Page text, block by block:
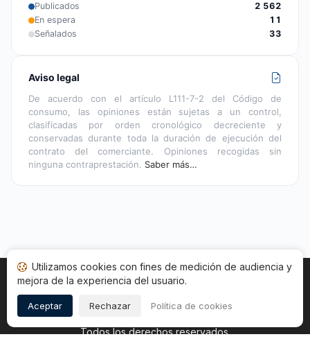
Publicados
2 562
En espera
11
Señalados
33
Aviso legal
De acuerdo con el artículo L111-7-2 del Código de
consumo, las opiniones están sujetas a un control,
clasificadas por orden cronológico decreciente y
conservadas durante toda la duración de ejecución del
contrato del comerciante. Opiniones recogidas sin
ninguna contraprestación. Saber más…
Inicio Estado opiniones Categorías
Copyright © 2026
Todos los derechos reservados.
Utilizamos cookies con fines de medición de audiencia y
mejora de la experiencia del usuario.
Aceptar Rechazar Política de cookies